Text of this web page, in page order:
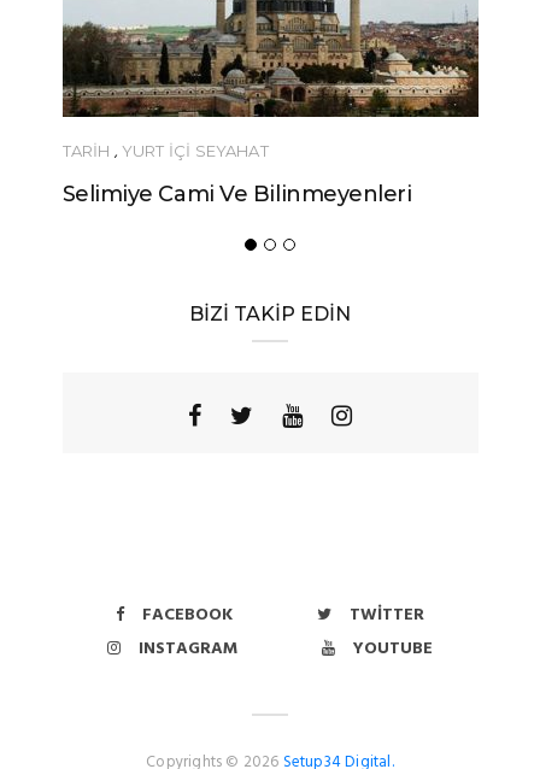
TARİH , YURT İÇİ SEYAHAT
Selimiye Cami Ve Bilinmeyenleri
BİZİ TAKİP EDİN
FACEBOOK
TWITTER
INSTAGRAM
YOUTUBE
Copyrights © 2026 Setup34 Digital.